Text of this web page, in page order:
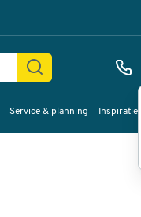
Service & planning Inspiratie